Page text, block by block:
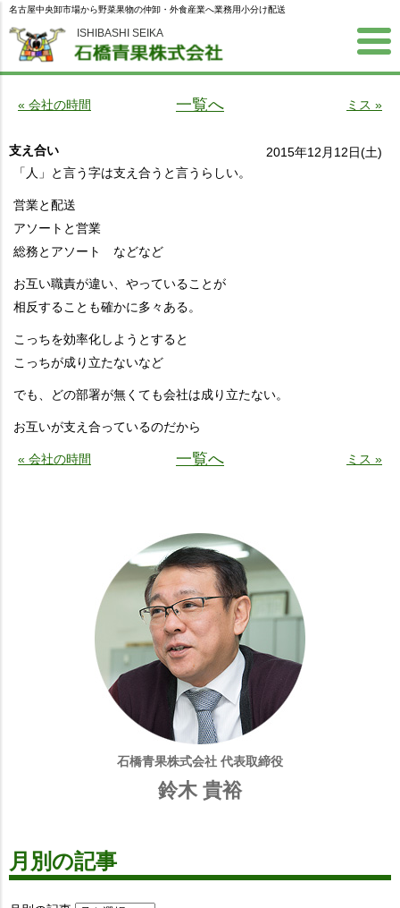
ISHIBASHI SEIKA
名古屋中央卸市場から野菜果物の仲卸・外食産業へ業務用小分け配送
« 会社の時間 一覧へ ミス »
支え合い
2015年12月12日(土)
「人」と言う字は支え合うと言うらしい。
営業と配送
アソートと営業
総務とアソート などなど
お互い職責が違い、やっていることが
相反することも確かに多々ある。
こっちを効率化しようとすると
こっちが成り立たないなど
でも、どの部署が無くても会社は成り立たない。
お互いが支え合っているのだから
« 会社の時間 一覧へ ミス »
石橋青果株式会社 代表取締役
鈴木 貴裕
月別の記事